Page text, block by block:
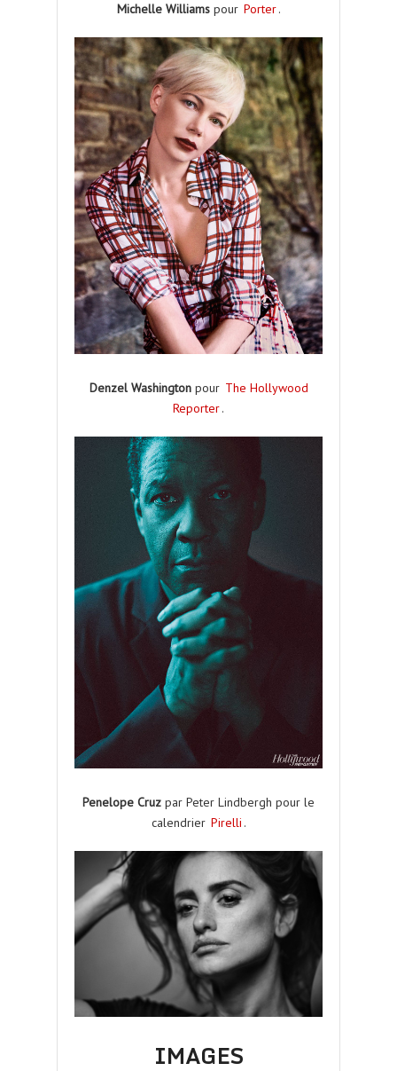
Michelle Williamspour Porter.
Denzel Washingtonpour The Hollywood
Reporter.
Penelope Cruz par Peter Lindbergh pour le
calendrier Pirelli .
IMAGES